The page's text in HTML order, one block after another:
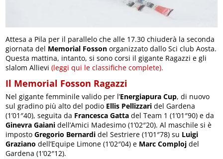
Attesa a Pila per il parallelo che alle 17.30 chiuderà la seconda
giornata del Memorial Fosson organizzato dallo Sci club Aosta.
Questa mattina, intanto, si sono corsi il gigante Ragazzi e gli
slalom Allievi(leggi qui le classifiche complete).
Il Memorial Fosson Ragazzi
Nel gigante femminile valido per l’Energiapura Cup, di nuovo
sul gradino più alto del podio Ellis Pellizzari del Gardena
(1’01″40), seguita da Francesca Gatta del Team 1 (1’01″90) e da
Ginevra Gaiani dell’Amici Madesimo (1’02″20). Al maschile si è
impostoGregorio Bernardi del Sestriere (1’01″78) su Luigi
Graziano dell’Equipe Limone (1’02″04) e Marc Comploj del
Gardena (1’02″12).